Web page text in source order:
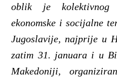
oblik je
ekonomske i socijalne
Jugoslavije, najprije u
zatim 31. januara i u
Makedoniji,